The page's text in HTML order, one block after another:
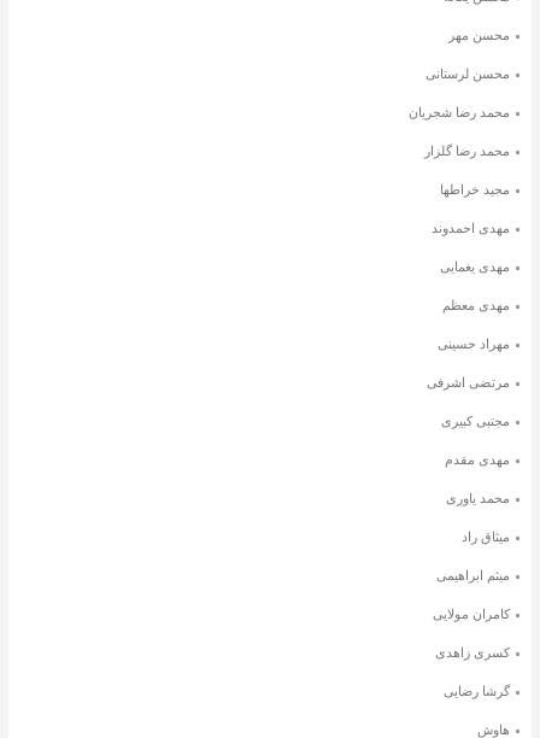
محسن مهر
محسن لرستانی
محمد رضا شجریان
محمد رضا گلزار
مجید خراطها
مهدی احمدوند
مهدی یغمایی
مهدی معظم
مهراد حسینی
مرتضی اشرفی
مجتبی کبیری
مهدی مقدم
محمد یاوری
میثاق راد
میثم ابراهیمی
کامران مولایی
کسری زاهدی
گرشا رضایی
هاوش